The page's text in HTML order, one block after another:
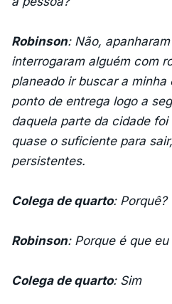
Robinson: Não,
interrogaram alguém com
planeado ir buscar a minha
ponto de entrega logo a
daquela parte da cidade
quase o suficiente para
persistentes.
Colega de quarto: Porquê?
Robinson: Porque é que
Colega de quarto: Sim